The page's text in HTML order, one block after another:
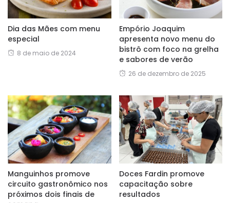
Dia das Mães com menu
especial
8 de maio de 2024
Empório Joaquim
apresenta novo menu do
bistrô com foco na grelha
e sabores de verão
26 de dezembro de 2025
Manguinhos promove
circuito gastronômico nos
próximos dois finais de
Doces Fardin promove
capacitação sobre
resultados